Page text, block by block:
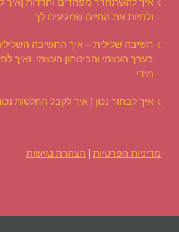
איך להשתחרר מפחדים וחרדות |איך
ולחיות את החיים שמגיעים לך
חשיבה שלילית – איך החשיבה
בערך העצמי והביטחון העצמי. ואיך
מידי
איך לבחור נכון | איך לקבל החלטות
מדיניות הפרטיות | הצהרת נגישות